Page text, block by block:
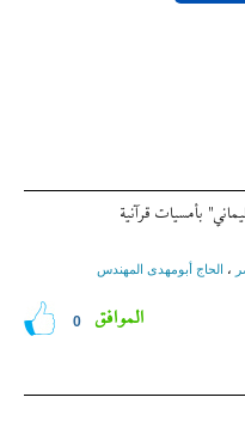
بأمسیات قرآنیة
، الحاج أبومهدی المهندس
0 الموافق